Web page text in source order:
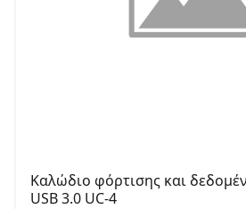
Καλώδιο φόρτισης και
USB 3.0 UC-4